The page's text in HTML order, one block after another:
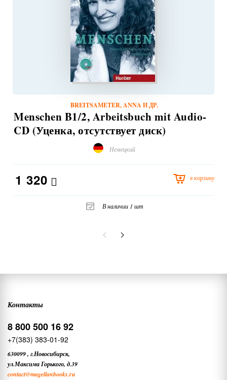
BREITSAMETER, ANNA И ДР.
Menschen B1/2, Arbeitsbuch mit Audio-
CD (Уценка, отсутствует диск)
Немецкий
1 320 в корзину
В наличии 1 шт
Контакты
8 800 500 16 92
+7(383) 383-01-92
630099, г.Новосибирск,
ул.Максима Горького, д.39
contact@magellanbooks.ru